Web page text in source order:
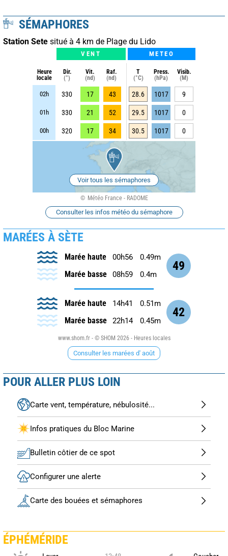
SÉMAPHORES
Station Sete situé à 4 km de Plage du Lido
VENT METEO
Heure
locale
Dir.
(°)
Vit.
(nd)
Raf.
(nd)
T
(°C)
Press.
(hPa)
Visib.
(M)
02h 330 17 43 28.6 1017 9
01h 330 21 52 29.5 1017 0
00h 320 17 34 30.5 1017 0
Voir tous les sémaphores
Météo France - RADOME
Consulter les infos météo du sémaphore
MARÉES À SÈTE
49
Marée haute 00h56 0.49m
Marée basse 08h59 0.4m
42
Marée haute 14h41 0.51m
Marée basse 22h14 0.45m
www.shom.fr - © SHOM 2026 - Heures locales
Consulter les marées d' août
POUR ALLER PLUS LOIN
Carte vent, température, nébulosité...
Infos pratiques du Bloc Marine
Bulletin côtier de ce spot
Configurer une alerte
Carte des bouées et sémaphores
ÉPHÉMÉRIDE